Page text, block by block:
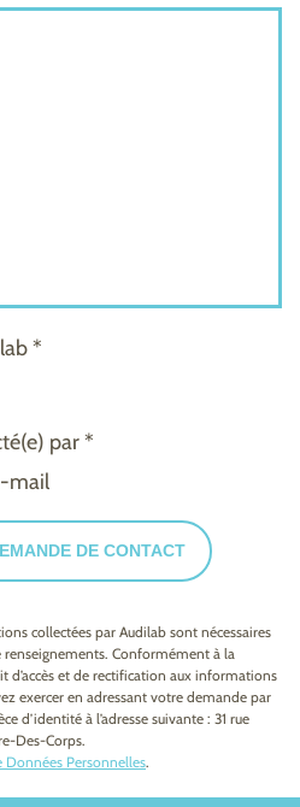
*
par *
mail
DE CONTACT
collectées par Audilab sont nécessaires
Conformément à la
d’accès et de rectification aux informations
exercer en adressant votre demande par
d’identité à l’adresse suivante : 31 rue
Des-Corps.
Données Personnelles.